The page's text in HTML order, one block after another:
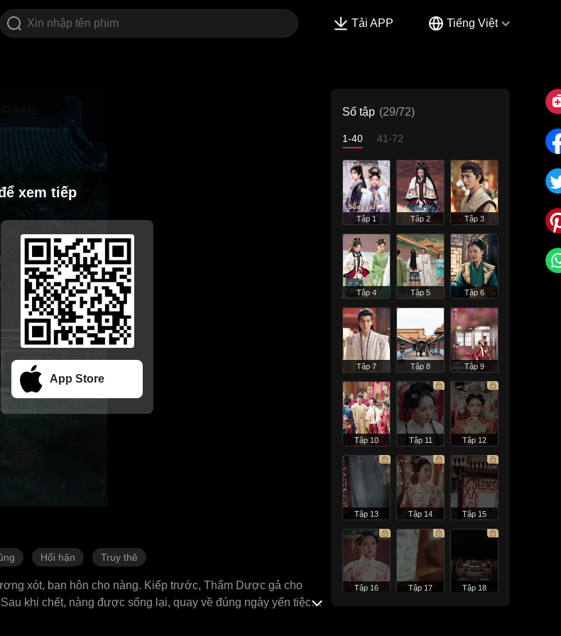
Tải APP Tiếng Việt
xem tiếp
App Store
Hối hận Truy thê
xót, ban hôn cho nàng. Kiếp trước, Thẩm Dược gả cho
khi chết, nàng được sống lại, quay về đúng ngày yến tiệc
Số tập (29/72)
1-40 41-72
Tập 1 Tập 2 Tập 3
Tập 4 Tập 5 Tập 6
Tập 7 Tập 8 Tập 9
Tập 10 Tập 11 Tập 12
Tập 13 Tập 14 Tập 15
Tập 16 Tập 17 Tập 18